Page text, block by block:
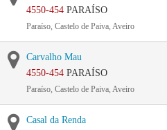
4550-454 PARAÍSO
Paraíso, Castelo de Paiva, Aveiro
Carvalho Mau
4550-454 PARAÍSO
Paraíso, Castelo de Paiva, Aveiro
Casal da Renda